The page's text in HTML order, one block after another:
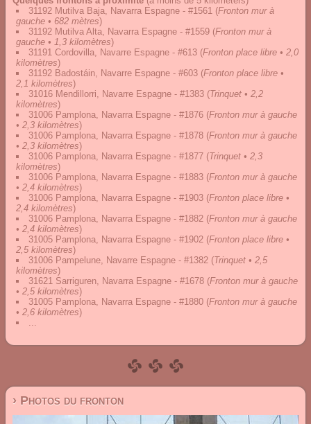
31192 Mutilva Baja, Navarra Espagne - #1561 (Fronton mur à
gauche • 682 mètres)
31192 Mutilva Alta, Navarra Espagne - #1559 (Fronton mur à
gauche • 1,3 kilomètres)
31191 Cordovilla, Navarre Espagne - #613 (Fronton place libre • 2,0
kilomètres)
31192 Badostáin, Navarre Espagne - #603 (Fronton place libre •
2,1 kilomètres)
31016 Mendillorri, Navarre Espagne - #1383 (Trinquet • 2,2
kilomètres)
31006 Pamplona, Navarra Espagne - #1876 (Fronton mur à gauche
• 2,3 kilomètres)
31006 Pamplona, Navarra Espagne - #1878 (Fronton mur à gauche
• 2,3 kilomètres)
31006 Pamplona, Navarra Espagne - #1877 (Trinquet • 2,3
kilomètres)
31006 Pamplona, Navarra Espagne - #1883 (Fronton mur à gauche
• 2,4 kilomètres)
31006 Pamplona, Navarra Espagne - #1903 (Fronton place libre •
2,4 kilomètres)
31006 Pamplona, Navarra Espagne - #1882 (Fronton mur à gauche
• 2,4 kilomètres)
31005 Pamplona, Navarra Espagne - #1902 (Fronton place libre •
2,5 kilomètres)
31006 Pampelune, Navarre Espagne - #1382 (Trinquet • 2,5
kilomètres)
31621 Sarriguren, Navarra Espagne - #1678 (Fronton mur à gauche
• 2,5 kilomètres)
31005 Pamplona, Navarra Espagne - #1880 (Fronton mur à gauche
• 2,6 kilomètres)
...
› Photos du fronton